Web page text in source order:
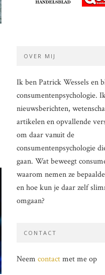
OVER MIJ
Ik ben Patrick Wessels en
consumentenpsychologie.
nieuwsberichten,
artikelen en opvallende
om daar vanuit de
consumentenpsychologie
gaan. Wat beweegt
waarom nemen ze
en hoe kun je daar zelf
omgaan?
CONTACT
Neem contactmet me op